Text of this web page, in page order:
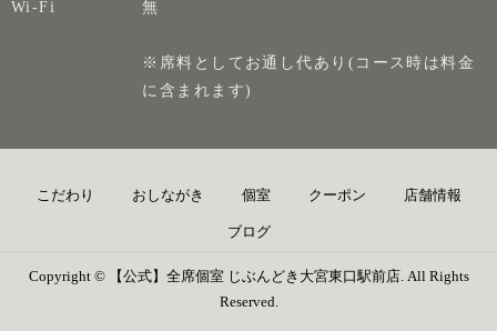
Wi-Fi
無
※席料としてお通し代あり(コース時は料金
に含まれます)
こだわり おしながき 個室 クーポン 店舗情報
ブログ
Copyright © 【公式】全席個室 じぶんどき大宮東口駅前店. All Rights
Reserved.